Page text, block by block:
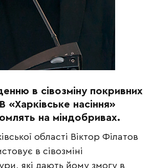
в сівозміну покривних
«Харківське насіння»
на міндобривах.
області Віктор Філатов
в сівозміні
які дають йому змогу в